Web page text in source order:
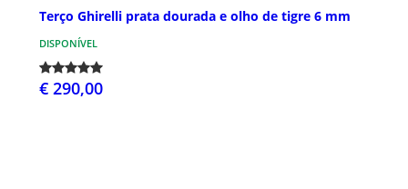
Terço Ghirelli prata dourada e olho de tigre 6 mm
DISPONÍVEL
€ 290,00